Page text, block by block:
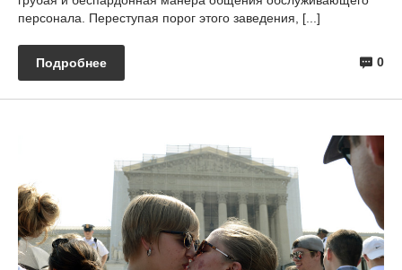
персонала. Переступая порог этого заведения, [...]
0
Подробнее